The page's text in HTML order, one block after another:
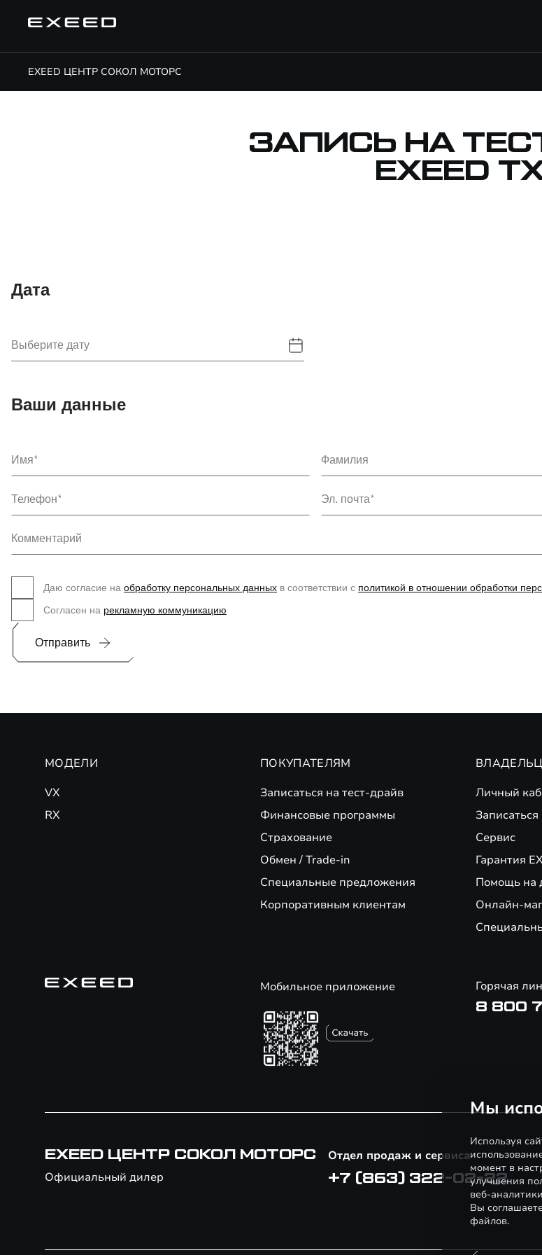
EXEED ЦЕНТР СОКОЛ МОТОРС
ЗАПИСЬ НА
EXEED
Дата
Выберите дату
Ваши данные
Имя Фамилия
Телефон Эл. почта
Комментарий
Даю согласие на обработку персональных данных в соответствии с политикой в отношении обработки
Согласен на рекламную коммуникацию
Отправить
МОДЕЛИ
VX
RX
ПОКУПАТЕЛЯМ
Записаться на тест-драйв
Финансовые программы
Страхование
Обмен / Trade-in
Специальные предложения
Корпоративным клиентам
Личный
Сервис
Гарантия
Помощь на
Онлайн-
Мобильное приложение Горячая
8 800
EXEED ЦЕНТР СОКОЛ МОТОРС
Официальный дилер
Отдел продаж и сервиса
+7 (863) 322-02-22
Мы
Используя
момент в
улучшения
веб-
Вы
файлов.